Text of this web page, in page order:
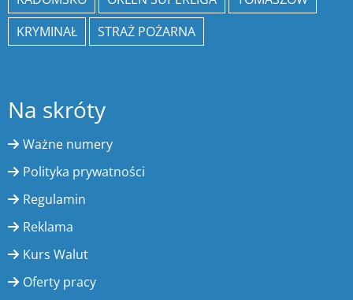
KRYMINAŁ
STRAŻ POŻARNA
Na skróty
Ważne numery
Polityka prywatności
Regulamin
Reklama
Kurs Walut
Oferty pracy